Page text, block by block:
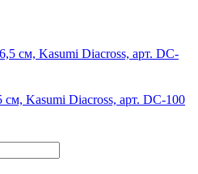
Kasumi Diacross, арт. DC-100